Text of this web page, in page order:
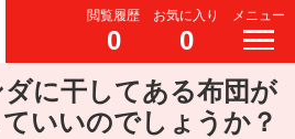
閲覧履歴
0
お気に入り
0
メニュー
に干してある布団が
いいのでしょうか？